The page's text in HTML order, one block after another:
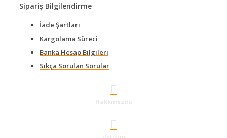
Sipariş Bilgilendirme
İade Şartları
Kargolama Süreci
Banka Hesap Bilgileri
Sıkça Sorulan Sorular
Hakkımızda